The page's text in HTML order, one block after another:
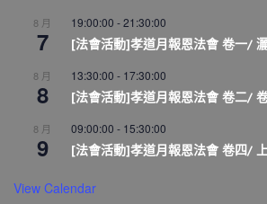
8 月
7
19:00:00 -21:30:00
[法會活動]孝道月報恩法會 卷一/
8 月
8
13:30:00 - 17:30:00
[法會活動]孝道月報恩法會 卷二/
8 月
9
09:00:00 - 15:30:00
[法會活動]孝道月報恩法會 卷四/
View Calendar